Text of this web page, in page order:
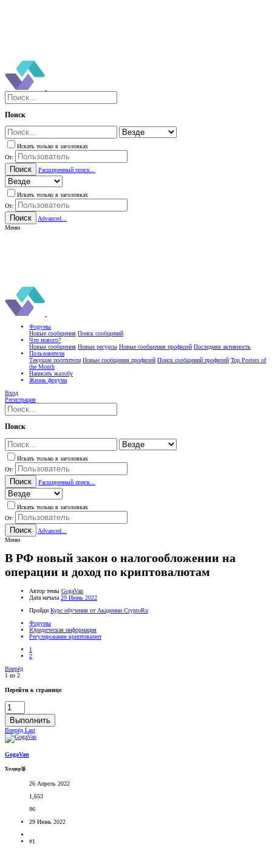
Поиск
Искать только в заголовках
От:
Поиск Расширенный поиск...
Искать только в заголовках
От:
Поиск
Advanced...
Меню
Форумы
Новые сообщения Поиск сообщений
Что нового?
Новые сообщения Новые ресурсы Новые сообщения профилей Последняя активность
Пользователи
Текущие посетители Новые сообщения профилей Поиск сообщений профилей Top Posters of
the Month
Написать жалобу
Жизнь форума
Вход
Регистрация
Поиск
Искать только в заголовках
От:
Поиск Расширенный поиск...
Искать только в заголовках
От:
Поиск
Advanced...
Меню
В РФ новый закон о налогообложении на
операции и доход по криптовалютам
Автор темы GogaVan
Дата начала 29 Июнь 2022
Пройди Курс обучения от Академии CryptoRu
Форумы
Юридическая информация
Регулирование криптовалют
1
2
Вперёд
1 из 2
Перейти к странице
Выполнить
Вперёд Last
GogaVan
Холдер🥉
26 Апрель 2022
1,653
96
29 Июнь 2022
#1